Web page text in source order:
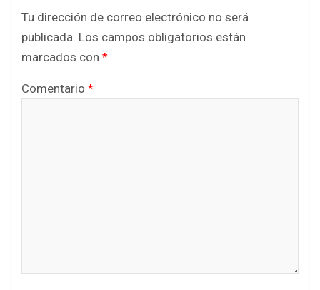
Tu dirección de correo electrónico no será
publicada. Los campos obligatorios están
marcados con *
Comentario *